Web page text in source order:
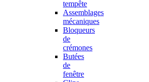
tempête
Assemblages
mécaniques
Bloqueurs
de
crémones
Butées
de
fenêtre